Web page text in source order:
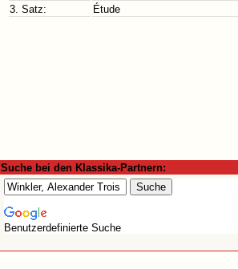
3. Satz:
Étude
Suche bei den Klassika-Partnern:
Benutzerdefinierte Suche